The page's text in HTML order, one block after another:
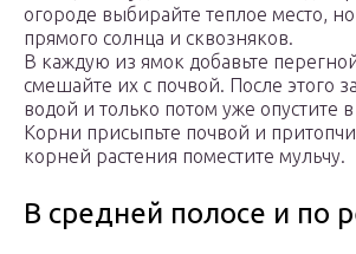
огороде выбирайте теплое место,
прямого солнца и сквозняков.
В каждую из ямок добавьте
смешайте их с почвой. После этого
водой и только потом уже опустите
Корни присыпьте почвой и
корней растения поместите мульчу.
В средней полосе и по